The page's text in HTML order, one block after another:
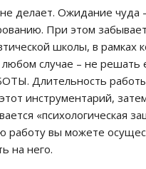
делает. Ожидание чуда
При этом
школы, в рамках
случае – не решать
Длительность работы
инструментарий,
«психологическая
работу вы можете
на него.